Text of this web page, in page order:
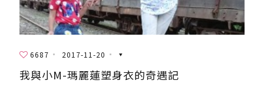
6687 2017-11-20
我與小M-瑪麗蓮塑身衣的奇遇記